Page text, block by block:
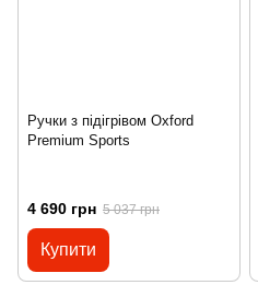
Ручки з підігрівом Oxford
Premium Sports
4 690 грн 5 037 грн
Купити